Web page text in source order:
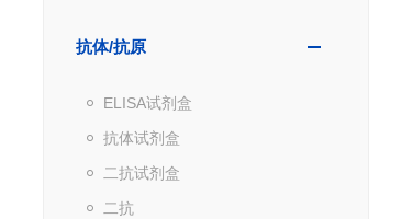
抗体/抗原
ELISA试剂盒
抗体试剂盒
二抗试剂盒
二抗